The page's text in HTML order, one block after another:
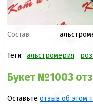
Состав
Теги: альстромерия
Букет №1003
Оставьте отзыв об этом